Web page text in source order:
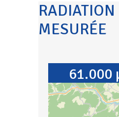
RADIATION
MESURÉE
61.000